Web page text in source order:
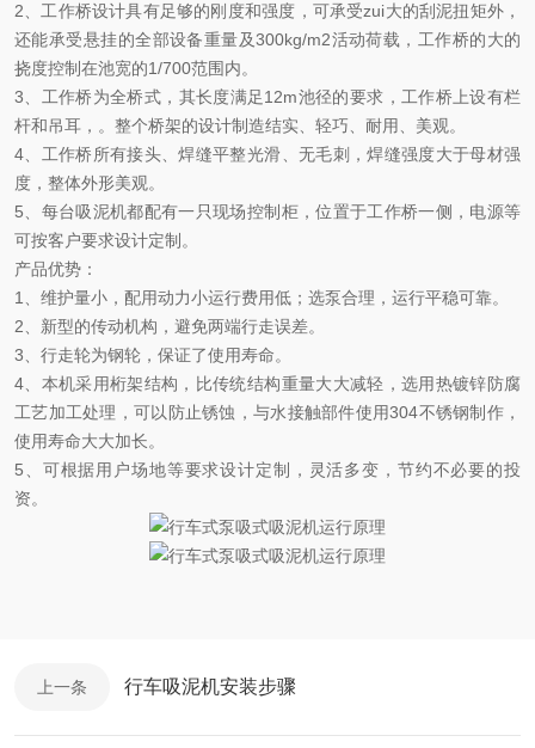
2 、工作桥设计具有足够的刚度和强度，可承受zui大的刮泥扭矩外，
还能承受悬挂的全部设备重量及300kg/m2活动荷载，工作桥的大的
挠度控制在池宽的1/700范围内。
3 、工作桥为全桥式，其长度满足12m池径的要求，工作桥上设有栏
杆和吊耳，。整个桥架的设计制造结实、轻巧、耐用、美观。
4 、工作桥所有接头、焊缝平整光滑、无毛刺，焊缝强度大于母材强
度，整体外形美观。
5 、每台吸泥机都配有一只现场控制柜，位置于工作桥一侧，电源等
可按客户要求设计定制。
产品优势：
1
、维护量小，配用动力小运行费用低；选泵合理，运行平稳可靠。
2 、新型的传动机构，避免两端行走误差。
3 、行走轮为钢轮，保证了使用寿命。
4 、本机采用桁架结构，比传统结构重量大大减轻，选用热镀锌防腐
工艺加工处理，可以防止锈蚀，与水接触部件使用304不锈钢制作，
使用寿命大大加长。
5 、可根据用户场地等要求设计定制，灵活多变，节约不必要的投
资。
上一条 行车吸泥机安装步骤